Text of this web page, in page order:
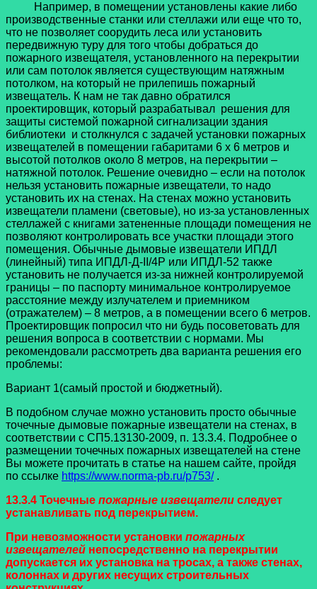
Например, в помещении установлены какие либо
производственные станки или стеллажи или еще что то,
что не позволяет соорудить леса или установить
передвижную туру для того чтобы добраться до
пожарного извещателя, установленного на перекрытии
или сам потолок является существующим натяжным
потолком, на который не прилепишь пожарный
извещатель. К нам не так давно обратился
проектировщик, который разрабатывал решения для
защиты системой пожарной сигнализации здания
библиотеки и столкнулся с задачей установки пожарных
извещателей в помещении габаритами 6 х 6 метров и
высотой потолков около 8 метров, на перекрытии –
натяжной потолок. Решение очевидно – если на потолок
нельзя установить пожарные извещатели, то надо
установить их на стенах. На стенах можно установить
извещатели пламени (световые), но из-за установленных
стеллажей с книгами затененные площади помещения не
позволяют контролировать все участки площади этого
помещения. Обычные дымовые извещатели ИПДЛ
(линейный) типа ИПДЛ-Д-II/4P или ИПДЛ-52 также
установить не получается из-за нижней контролируемой
границы – по паспорту минимальное контролируемое
расстояние между излучателем и приемником
(отражателем) – 8 метров, а в помещении всего 6 метров.
Проектировщик попросил что ни будь посоветовать для
решения вопроса в соответствии с нормами. Мы
рекомендовали рассмотреть два варианта решения его
проблемы:
Вариант 1(самый простой и бюджетный).
В подобном случае можно установить просто обычные
точечные дымовые пожарные извещатели на стенах, в
соответствии с СП5.13130-2009, п. 13.3.4. Подробнее о
размещении точечных пожарных извещателей на стене
Вы можете прочитать в статье на нашем сайте, пройдя
по ссылке https://www.norma-pb.ru/p753/.
13.3.4 Точечные пожарные извещатели следует
устанавливать под перекрытием.
При невозможности установки пожарных
извещателей непосредственно на перекрытии
допускается их установка на тросах, а также стенах,
колоннах и других несущих строительных